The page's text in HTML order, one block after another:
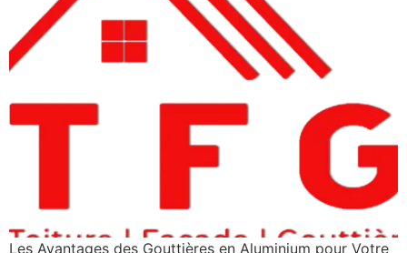
Les Avantages des Gouttières en Aluminium pour Votre